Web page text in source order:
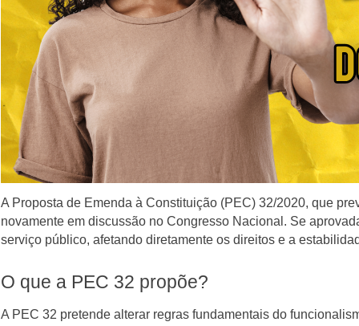
A Proposta de Emenda à Constituição (PEC) 32/2020, que
novamente em discussão no Congresso Nacional. Se
serviço público, afetando diretamente os direitos e a
O que a PEC 32 propõe?
A PEC 32 pretende alterar regras fundamentais do